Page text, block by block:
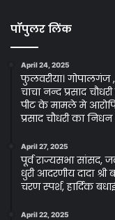
पॉपुलर लिंक
April 24, 2025
फुलवरीया। गोपालगंज ,
चाचा नन्द प्रसाद
पीट के मामले मे
प्रसाद चौधरी का
April 27, 2025
पूर्व राज्यसभा सांसद,
धुरी आदरणीय दादा
चरण स्पर्श, हार्दिक
April 22, 2025